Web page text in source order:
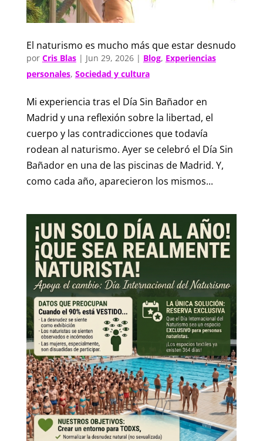
El naturismo es mucho más que estar desnudo
por Cris Blas| Jun 29, 2026| Blog, Experiencias
personales, Sociedad y cultura
Mi experiencia tras el Día Sin Bañador en
Madrid y una reflexión sobre la libertad, el
cuerpo y las contradicciones que todavía
rodean al naturismo. Ayer se celebró el Día Sin
Bañador en una de las piscinas de Madrid. Y,
como cada año, aparecieron los mismos...